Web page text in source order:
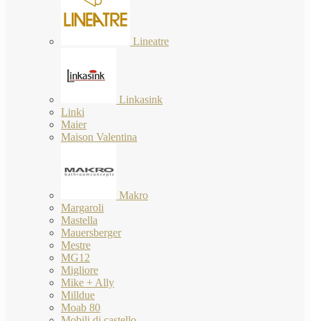
Lineatre
Linkasink
Linki
Maier
Maison Valentina
Makro
Margaroli
Mastella
Mauersberger
Mestre
MG12
Migliore
Mike + Ally
Milldue
Moab 80